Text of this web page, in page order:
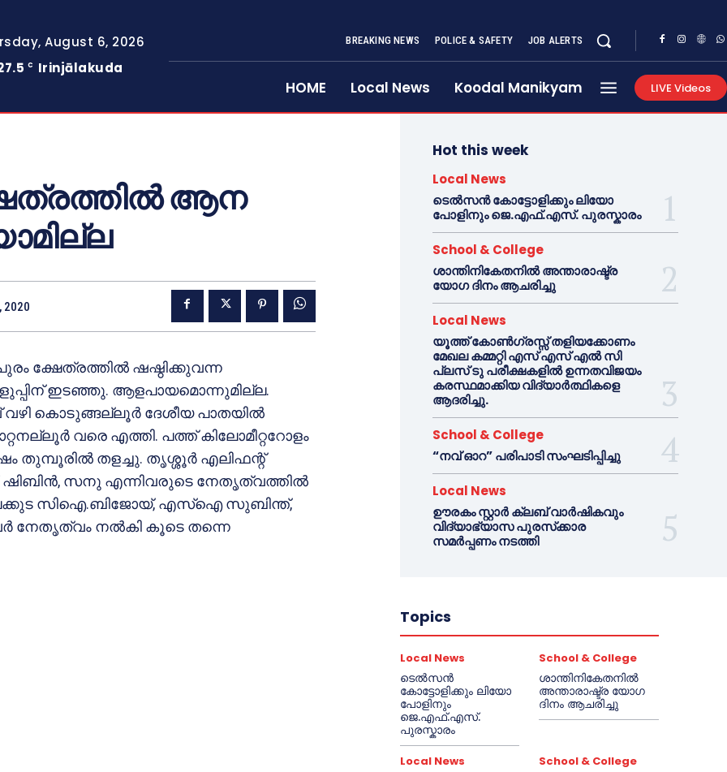
August 6, 2026
C Irinjālakuda
BREAKING NEWS POLICE & SAFETY JOB ALERTS
HOME Local News Koodal Manikyam LIVE Videos
ആന
2020
ക്ഷേത്രത്തില്‍ ഷഷ്ഠിക്കുവന്ന
ഇടഞ്ഞു. ആളപായമൊന്നുമില്ല.
കൊടുങ്ങല്ലൂര്‍ ദേശീയ പാതയില്‍
വരെ എത്തി. പത്ത് കിലോമീറ്ററോളം
തുമ്പൂരില്‍ തളച്ചു. തൃശ്ശൂര്‍ എലിഫന്റ്
സനു എന്നിവരുടെ നേതൃത്വത്തില്‍
സിഐ.ബിജോയ്, എസ്‌ഐ സുബിന്ത്,
നേതൃത്വം നല്‍കി കൂടെ തന്നെ
Hot this week
Local News
ടെൽസൻ കോട്ടോളിക്കും ലിയോ
പോളിനും ജെ.എഫ്.എസ്. പുരസ്കാരം
School & College
ശാന്തിനികേതനിൽ അന്താരാഷ്ട്ര
യോഗ ദിനം ആചരിച്ചു
Local News
യൂത്ത് കോൺഗ്രസ്സ് തളിയക്കോണം
മേഖല കമ്മറ്റി എസ് എസ് എൽ സി
പ്ലസ് ടു പരീക്ഷകളിൽ ഉന്നതവിജയം
കരസ്ഥമാക്കിയ വിദ്യാർത്ഥികളെ
ആദരിച്ചു.
School & College
“നവ് ഓറ” പരിപാടി സംഘടിപ്പിച്ചു
Local News
ഊരകം സ്റ്റാർ ക്ലബ് വാർഷികവും
വിദ്യാഭ്യാസ പുരസ്‌ക്കാര
സമർപ്പണം നടത്തി
Topics
Local News
ടെൽസൻ
കോട്ടോളിക്കും ലിയോ
പോളിനും
ജെ.എഫ്.എസ്.
പുരസ്കാരം
School & College
ശാന്തിനികേതനിൽ
അന്താരാഷ്ട്ര യോഗ
ദിനം ആചരിച്ചു
Local News School & College